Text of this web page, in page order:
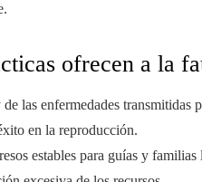
ofrecen a la
las enfermedades transmitidas
en la reproducción.
estables para guías y